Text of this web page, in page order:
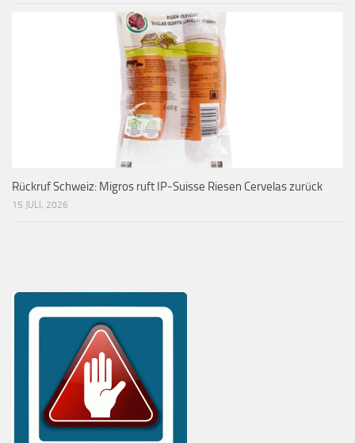
Rückruf Schweiz: Migros ruft IP-Suisse Riesen Cervelas zurück
15 JULI, 2026